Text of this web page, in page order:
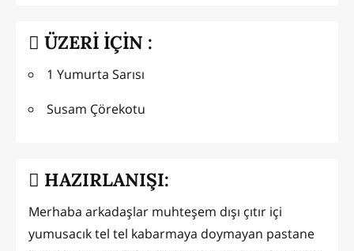
ÜZERİ İÇİN :
1 Yumurta Sarısı
Susam Çörekotu
HAZIRLANIŞI:
Merhaba arkadaşlar muhteşem dışı çıtır içi
yumusacık tel tel kabarmaya doymayan pastane